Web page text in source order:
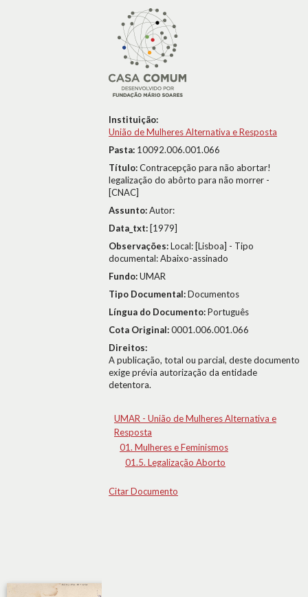
Instituição:
União de Mulheres Alternativa e Resposta
Pasta: 10092.006.001.066
Título:Contracepção para não abortar!
legalização do abôrto para não morrer -
[CNAC]
Assunto:Autor:
Data_txt: [1979]
Observações:Local: [Lisboa] - Tipo
documental: Abaixo-assinado
Fundo:UMAR
Tipo Documental:Documentos
Língua do Documento:Português
Cota Original:0001.006.001.066
Direitos:
A publicação, total ou parcial, deste documento
exige prévia autorização da entidade
detentora.
UMAR - União de Mulheres Alternativa e
Resposta
01. Mulheres e Feminismos
01.5. Legalização Aborto
Citar Documento